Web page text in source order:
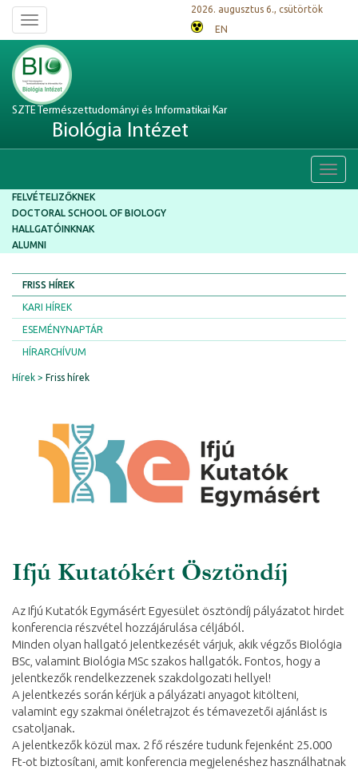
Toggle
navigation
2026. augusztus 6., csütörtök
EN
SZTE Természettudományi és Informatikai Kar
Biológia Intézet
FELVÉTELIZŐKNEK
DOCTORAL SCHOOL OF BIOLOGY
HALLGATÓINKNAK
ALUMNI
FRISS HÍREK
KARI HÍREK
ESEMÉNYNAPTÁR
HÍRARCHÍVUM
Hírek Friss hírek
Ifjú Kutatókért Ösztöndíj
Az Ifjú Kutatók Egymásért Egyesület ösztöndíj pályázatot hirdet
konferencia részvétel hozzájárulása céljából.
Minden olyan hallgató jelentkezését várjuk, akik végzős Biológia
BSc, valamint Biológia MSc szakos hallgatók. Fontos, hogy a
jelentkezők rendelkezzenek szakdolgozati hellyel!
A jelentkezés során kérjük a pályázati anyagot kitölteni,
valamint egy szakmai önéletrajzot és témavezetői ajánlást is
csatoljanak.
A jelentkezők közül max. 2 fő részére tudunk fejenként 25.000
Ft-ot biztosítani, amit konferencia megjelenéshez használhatnak